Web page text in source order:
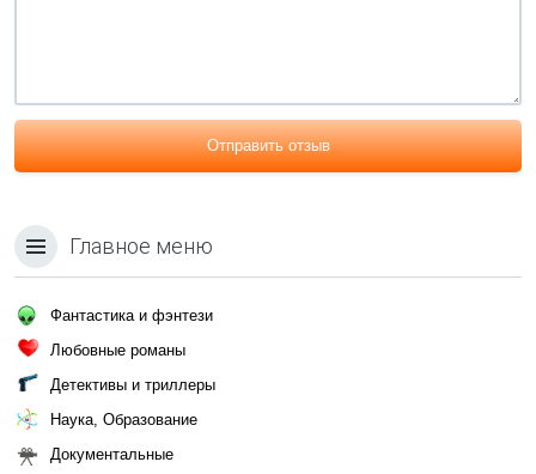
Отправить отзыв
Главное меню
Фантастика и фэнтези
Любовные романы
Детективы и триллеры
Наука, Образование
Документальные